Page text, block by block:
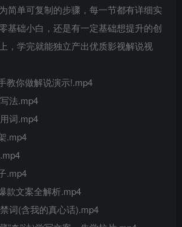
简单可复制的步骤，每一节都有详细实
基础小白，还是有一定基础想提升的创
，学完就能独立产出优质影视解说视
教你做解说演示!.mp4
法.mp4
词.mp4
.mp4
.mp4
款文案全解析.mp4
词(含我的真心话).mp4